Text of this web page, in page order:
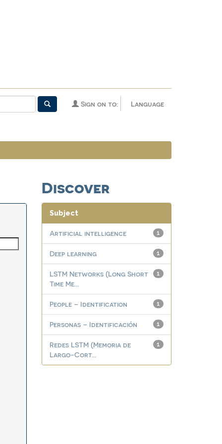
Language
Sign on to:
Discover
Subject
1
Artificial intelligence
1
Deep learning
1
LSTM Networks (Long Short
Time Me...
1
People – Identification
1
Personas – Identificación
1
Redes LSTM (Memoria de
Largo-Cort...